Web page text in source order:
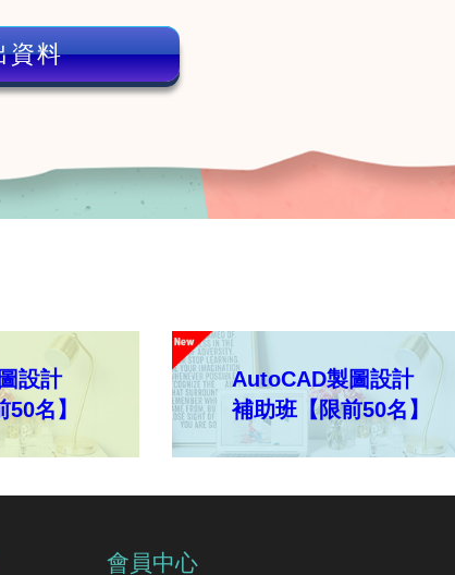
資料
設計
名】
AutoCAD製圖設計
補助班【限前50名】
會員中心